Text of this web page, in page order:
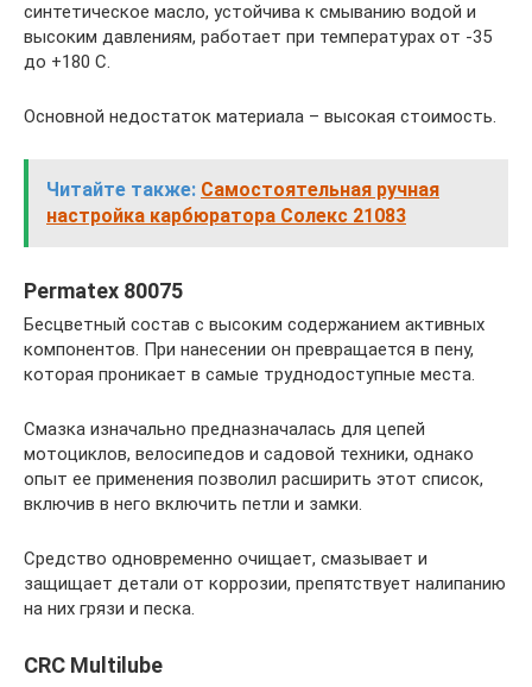
синтетическое масло, устойчива к смыванию водой и
высоким давлениям, работает при температурах от -35
до +180 С.
Основной недостаток материала – высокая стоимость.
Читайте также: Самостоятельная ручная
настройка карбюратора Солекс 21083
Permatex 80075
Бесцветный состав с высоким содержанием активных
компонентов. При нанесении он превращается в пену,
которая проникает в самые труднодоступные места.
Смазка изначально предназначалась для цепей
мотоциклов, велосипедов и садовой техники, однако
опыт ее применения позволил расширить этот список,
включив в него включить петли и замки.
Средство одновременно очищает, смазывает и
защищает детали от коррозии, препятствует налипанию
на них грязи и песка.
CRC Multilube